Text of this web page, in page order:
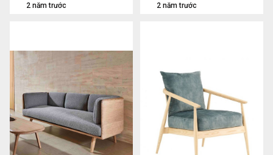
2 năm trước 2 năm trước